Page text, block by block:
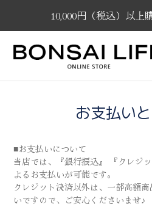
テ
ス
10,000円（税込）以上
お支払い
■お支払いについて
当店では、『銀行振込』 『クレジ
よるお支払いが可能です。
クレジット決済以外は、一部高額
いですので、ご安心くださいませ♪